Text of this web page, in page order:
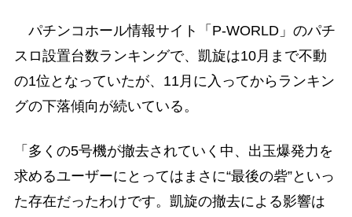
パチンコホール情報サイト「P-WORLD」のパチ
スロ設置台数ランキングで、凱旋は10月まで不動
の1位となっていたが、11月に入ってからランキン
グの下落傾向が続いている。
「多くの5号機が撤去されていく中、出玉爆発力を
求めるユーザーにとってはまさに“最後の砦”といっ
た存在だったわけです。凱旋の撤去による影響は